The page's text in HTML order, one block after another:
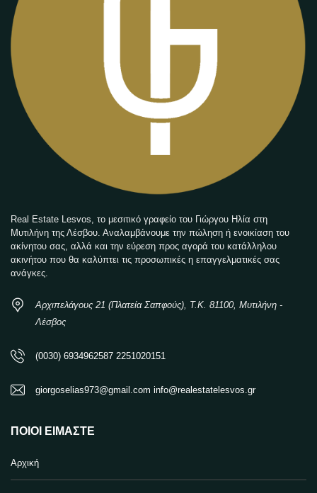
Real Estate Lesvos, το μεσιτικό γραφείο του Γιώργου Ηλία στη
Μυτιλήνη της Λέσβου. Αναλαμβάνουμε την πώληση ή ενοικίαση του
ακίνητου σας, αλλά και την εύρεση προς αγορά του κατάλληλου
ακινήτου που θα καλύπτει τις προσωπικές η επαγγελματικές σας
ανάγκες.
Αρχιπελάγους 21 (Πλατεία Σαπφούς), Τ.Κ. 81100, Μυτιλήνη -
Λέσβος
(0030) 6934962587 2251020151
giorgoselias973@gmail.com info@realestatelesvos.gr
ΠΟΙΟΙ ΕΊΜΑΣΤΕ
Αρχική